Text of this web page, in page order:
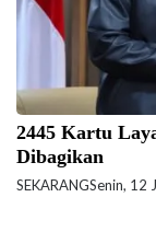
2445 Kartu
Dibagikan
SEKARANGSenin, 12